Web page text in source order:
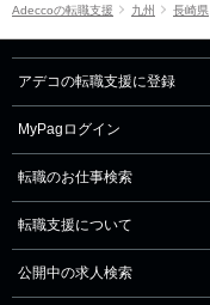
Adeccoの転職支援 九州 長崎県
アデコの転職支援に登録
MyPagログイン
転職のお仕事検索
転職支援について
公開中の求人検索